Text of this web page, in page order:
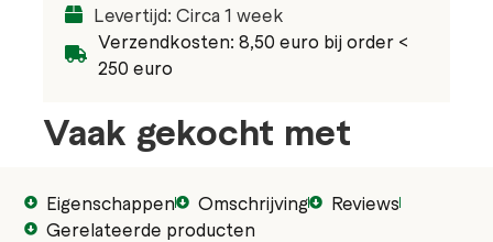
Levertijd: Circa 1 week
Verzendkosten: 8,50 euro bij order <
250 euro
Vaak gekocht met
Eigenschappen Omschrijving
Reviews
Gerelateerde producten